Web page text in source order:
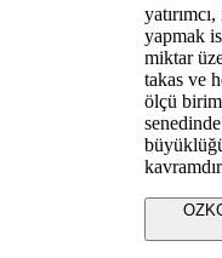
yapmak
miktar
takas ve
ölçü